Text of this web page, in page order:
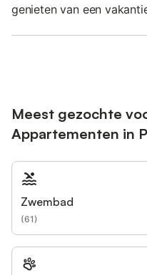
genieten van een
Meest gezochte
Appartementen in
Zwembad
(61)